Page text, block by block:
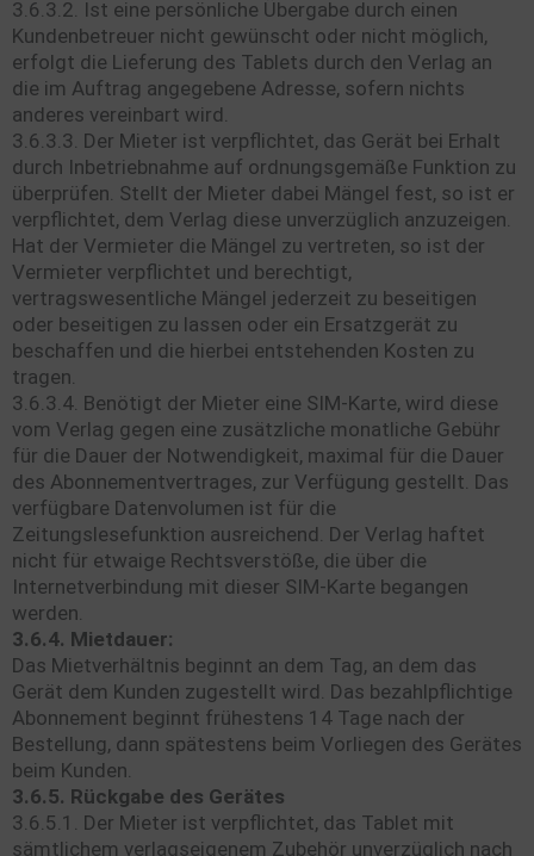
3.6.3.2. Ist eine persönliche Übergabe durch einen
Kundenbetreuer nicht gewünscht oder nicht möglich,
erfolgt die Lieferung des Tablets durch den Verlag an
die im Auftrag angegebene Adresse, sofern nichts
anderes vereinbart wird.
3.6.3.3. Der Mieter ist verpflichtet, das Gerät bei Erhalt
durch Inbetriebnahme auf ordnungsgemäße Funktion zu
überprüfen. Stellt der Mieter dabei Mängel fest, so ist er
verpflichtet, dem Verlag diese unverzüglich anzuzeigen.
Hat der Vermieter die Mängel zu vertreten, so ist der
Vermieter verpflichtet und berechtigt,
vertragswesentliche Mängel jederzeit zu beseitigen
oder beseitigen zu lassen oder ein Ersatzgerät zu
beschaffen und die hierbei entstehenden Kosten zu
tragen.
3.6.3.4. Benötigt der Mieter eine SIM-Karte, wird diese
vom Verlag gegen eine zusätzliche monatliche Gebühr
für die Dauer der Notwendigkeit, maximal für die Dauer
des Abonnementvertrages, zur Verfügung gestellt. Das
verfügbare Datenvolumen ist für die
Zeitungslesefunktion ausreichend. Der Verlag haftet
nicht für etwaige Rechtsverstöße, die über die
Internetverbindung mit dieser SIM-Karte begangen
werden.
3.6.4. Mietdauer:
Das Mietverhältnis beginnt an dem Tag, an dem das
Gerät dem Kunden zugestellt wird. Das bezahlpflichtige
Abonnement beginnt frühestens 14 Tage nach der
Bestellung, dann spätestens beim Vorliegen des Gerätes
beim Kunden.
3.6.5. Rückgabe des Gerätes
3.6.5.1. Der Mieter ist verpflichtet, das Tablet mit
sämtlichem verlagseigenem Zubehör unverzüglich nach